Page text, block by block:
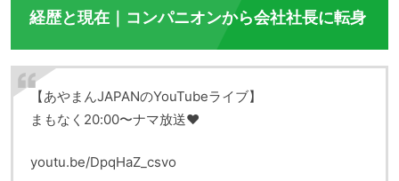
経歴と現在｜コンパニオンから会社社長に転身
【あやまんJAPANのYouTubeライブ】
まもなく20:00〜ナマ放送❤️
youtu.be/DpqHaZ_csvo